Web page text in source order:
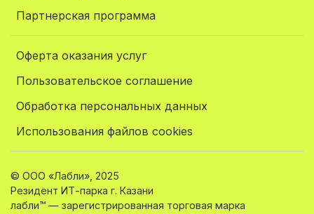
Партнерская программа
Оферта оказания услуг
Пользовательское соглашение
Обработка персональных данных
Использования файлов cookies
© ООО «Лабли», 2025
Резидент ИТ-парка г. Казани
лабли™ — зарегистрированная торговая марка